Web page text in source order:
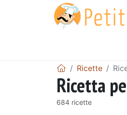
Ricette
Ricetta
684 ricette